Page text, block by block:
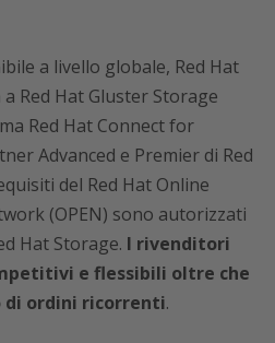
a livello globale, Red Hat
Red Hat Gluster Storage
Red Hat Connect for
Advanced e Premier di Red
del Red Hat Online
(OPEN) sono autorizzati
Hat Storage. I rivenditori
e flessibili oltre che
ordini ricorrenti.